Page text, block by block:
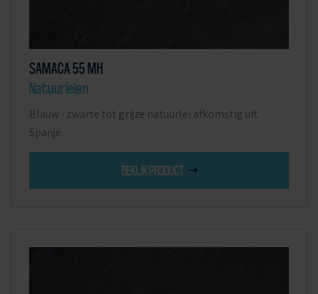
SAMACA 55 MH
Natuurleien
Blauw - zwarte tot grijze natuurlei afkomstig uit
Spanje.
BEKIJK PRODUCT